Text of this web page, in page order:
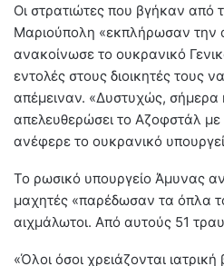
Οι στρατιώτες που βγήκαν από
Μαριούπολη «εκπλήρωσαν την
ανακοίνωσε το ουκρανικό
εντολές στους διοικητές τους
απέμειναν. «Δυστυχώς, σήμερα
απελευθερώσει το Αζοφστάλ με
ανέφερε το ουκρανικό
Το ρωσικό υπουργείο Άμυνας
μαχητές «παρέδωσαν τα όπλα
αιχμάλωτοι. Από αυτούς 51
«Όλοι όσοι χρειάζονται